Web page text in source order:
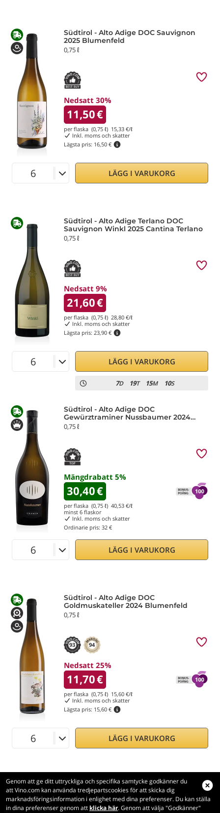
Südtirol - Alto Adige DOC Sauvignon
2025 Blumenfeld
0,75 ℓ
Nedsatt 30%
11,50€
per flaska (0,75 ℓ) 15,33 €/ℓ
Inkl. moms och skatter
Lägsta pris: 16,50 €
LÄGG I VARUKORG
Südtirol - Alto Adige Terlano DOC
Sauvignon Winkl 2025 Cantina Terlano
0,75 ℓ
Nedsatt 9%
21,60€
per flaska (0,75 ℓ) 28,80 €/ℓ
Inkl. moms och skatter
Lägsta pris: 23,90 €
LÄGG I VARUKORG
7D 19T 15M 10S
Südtirol - Alto Adige DOC
Gewürztraminer Nussbaumer 2024
Tramin
0,75 ℓ
Mängdrabatt 5%
30,40€
per flaska (0,75 ℓ) 40,53 €/ℓ
minst 6 flaskor
Inkl. moms och skatter
Ordinarie pris: 32 €
LÄGG I VARUKORG
Südtirol - Alto Adige DOC
Goldmuskateller 2024 Blumenfeld
0,75 ℓ
93 94
Nedsatt 25%
11,70€
per flaska (0,75 ℓ) 15,60 €/ℓ
Inkl. moms och skatter
Lägsta pris: 15,60 €
LÄGG I VARUKORG
Genom att ge ditt uttryckliga och specifika samtycke godkänner du
att Vino.com kan använda tredjepartscookies för att skicka dig
marknadsföringsinformation i enlighet med dina preferenser. Du kan ställa
in dina preferenser genom att klicka här. Genom att välja "Godkänner"